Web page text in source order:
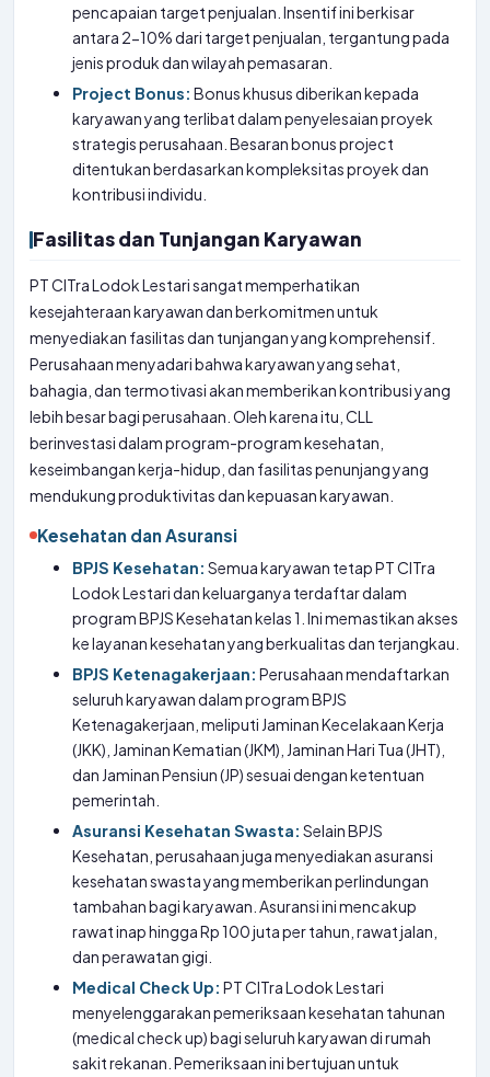
pencapaian target penjualan. Insentif ini berkisar
antara 2-10% dari target penjualan, tergantung pada
jenis produk dan wilayah pemasaran.
Project Bonus: Bonus khusus diberikan kepada
karyawan yang terlibat dalam penyelesaian proyek
strategis perusahaan. Besaran bonus project
ditentukan berdasarkan kompleksitas proyek dan
kontribusi individu.
Fasilitas dan Tunjangan Karyawan
PT CITra Lodok Lestari sangat memperhatikan
kesejahteraan karyawan dan berkomitmen untuk
menyediakan fasilitas dan tunjangan yang komprehensif.
Perusahaan menyadari bahwa karyawan yang sehat,
bahagia, dan termotivasi akan memberikan kontribusi yang
lebih besar bagi perusahaan. Oleh karena itu, CLL
berinvestasi dalam program-program kesehatan,
keseimbangan kerja-hidup, dan fasilitas penunjang yang
mendukung produktivitas dan kepuasan karyawan.
Kesehatan dan Asuransi
BPJS Kesehatan: Semua karyawan tetap PT CITra
Lodok Lestari dan keluarganya terdaftar dalam
program BPJS Kesehatan kelas 1. Ini memastikan akses
ke layanan kesehatan yang berkualitas dan terjangkau.
BPJS Ketenagakerjaan: Perusahaan mendaftarkan
seluruh karyawan dalam program BPJS
Ketenagakerjaan, meliputi Jaminan Kecelakaan Kerja
(JKK), Jaminan Kematian (JKM), Jaminan Hari Tua (JHT),
dan Jaminan Pensiun (JP) sesuai dengan ketentuan
pemerintah.
Asuransi Kesehatan Swasta: Selain BPJS
Kesehatan, perusahaan juga menyediakan asuransi
kesehatan swasta yang memberikan perlindungan
tambahan bagi karyawan. Asuransi ini mencakup
rawat inap hingga Rp 100 juta per tahun, rawat jalan,
dan perawatan gigi.
Medical Check Up: PT CITra Lodok Lestari
menyelenggarakan pemeriksaan kesehatan tahunan
(medical check up) bagi seluruh karyawan di rumah
sakit rekanan. Pemeriksaan ini bertujuan untuk